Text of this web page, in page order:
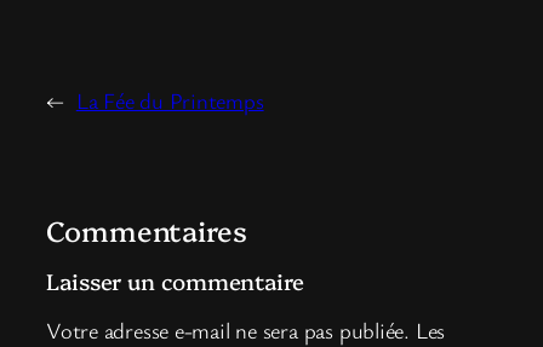
← La Fée du Printemps
Commentaires
Laisser un commentaire
Votre adresse e-mail ne sera pas publiée. Les